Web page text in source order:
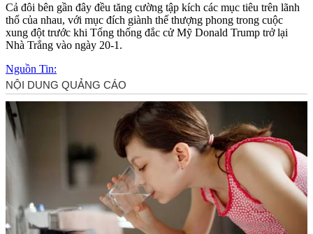
Cả đôi bên gần đây đều tăng cường tập kích các mục tiêu trên lãnh
thổ của nhau, với mục đích giành thế thượng phong trong cuộc
xung đột trước khi Tổng thống đắc cử Mỹ Donald Trump trở lại
Nhà Trắng vào ngày 20-1.
Nguồn Tin: